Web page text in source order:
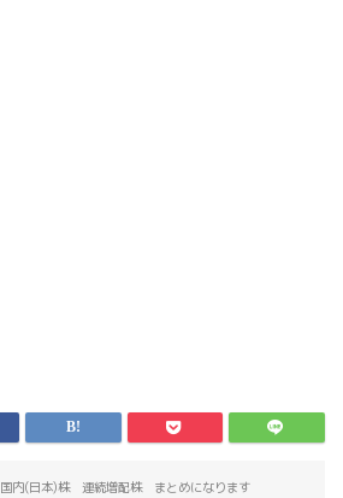
国内(日本)株 連続増配株 まとめになります